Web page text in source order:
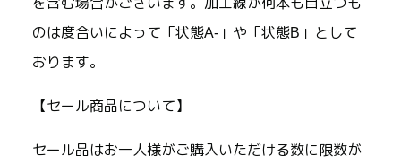
を含む場合がございます。加工線が何本も目立つも
のは度合いによって「状態A-」や「状態B」として
おります。
【セール商品について】
セール品はお一人様がご購入いただける数に限数が